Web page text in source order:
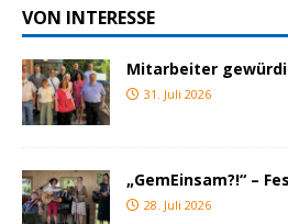
VON INTERESSE
Mitarbeiter
31. Juli 2026
„GemEinsam?!“ –
28. Juli 2026